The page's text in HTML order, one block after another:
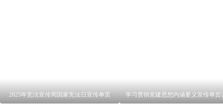
2025年宪法宣传周国家宪法日宣传单页 学习贯彻党建思想内涵要义宣传单页